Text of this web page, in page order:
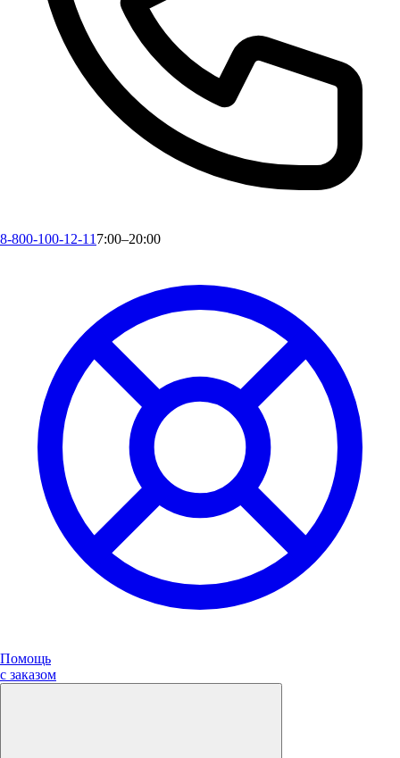
8-800-100-12-11 7:00–20:00
Помощь
с заказом